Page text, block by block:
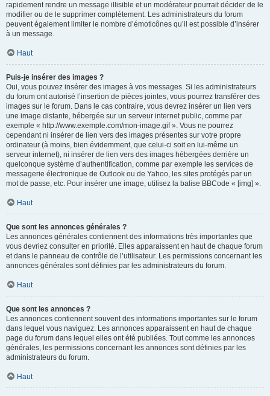
rapidement rendre un message illisible et un modérateur pourrait décider de le
modifier ou de le supprimer complètement. Les administrateurs du forum
peuvent également limiter le nombre d’émoticônes qu’il est possible d’insérer
à un message.
Haut
Puis-je insérer des images ?
Oui, vous pouvez insérer des images à vos messages. Si les administrateurs
du forum ont autorisé l’insertion de pièces jointes, vous pourrez transférer des
images sur le forum. Dans le cas contraire, vous devrez insérer un lien vers
une image distante, hébergée sur un serveur internet public, comme par
exemple « http://www.exemple.com/mon-image.gif ». Vous ne pourrez
cependant ni insérer de lien vers des images présentes sur votre propre
ordinateur (à moins, bien évidemment, que celui-ci soit en lui-même un
serveur internet), ni insérer de lien vers des images hébergées derrière un
quelconque système d’authentification, comme par exemple les services de
messagerie électronique de Outlook ou de Yahoo, les sites protégés par un
mot de passe, etc. Pour insérer une image, utilisez la balise BBCode « [img] ».
Haut
Que sont les annonces générales ?
Les annonces générales contiennent des informations très importantes que
vous devriez consulter en priorité. Elles apparaissent en haut de chaque forum
et dans le panneau de contrôle de l’utilisateur. Les permissions concernant les
annonces générales sont définies par les administrateurs du forum.
Haut
Que sont les annonces ?
Les annonces contiennent souvent des informations importantes sur le forum
dans lequel vous naviguez. Les annonces apparaissent en haut de chaque
page du forum dans lequel elles ont été publiées. Tout comme les annonces
générales, les permissions concernant les annonces sont définies par les
administrateurs du forum.
Haut